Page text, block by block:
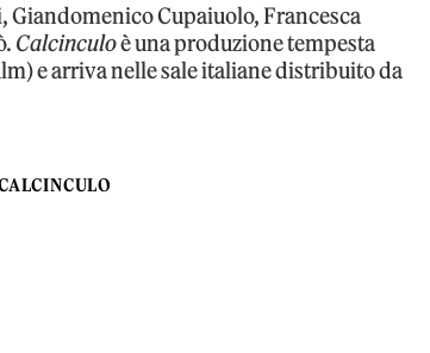
Giandomenico Cupaiuolo, Francesca
Calcinculoè una produzione tempesta
e arriva nelle sale italiane distribuito da